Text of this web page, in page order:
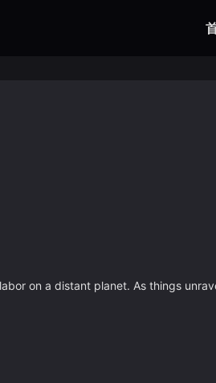
on a distant planet. As things